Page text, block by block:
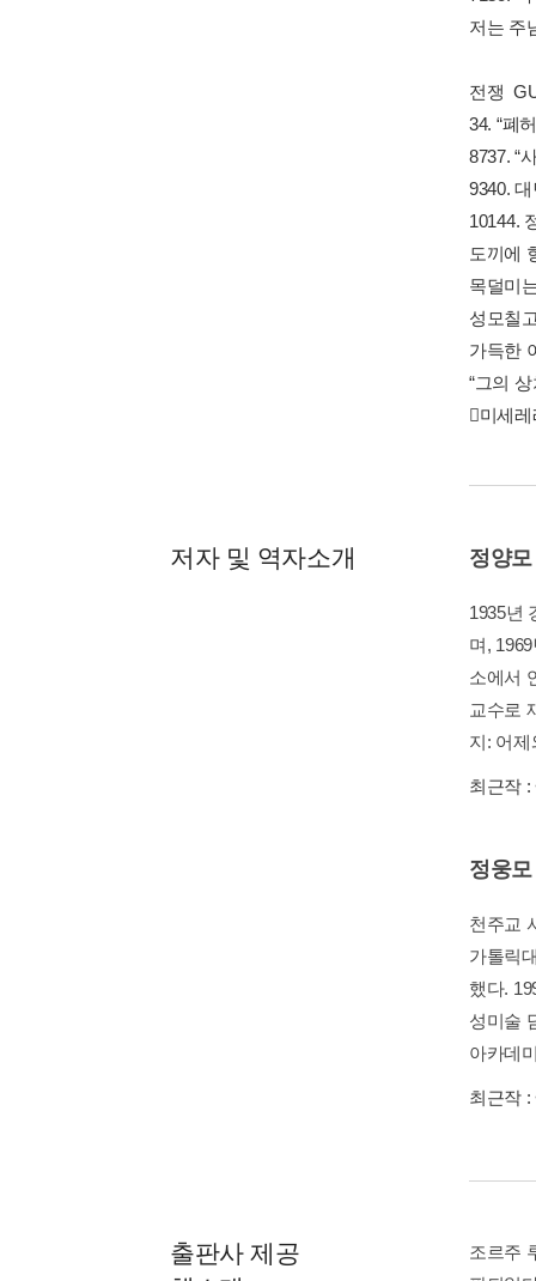
저는 주
전쟁
34. “폐
8737. “
9340.
10144.
도끼에
목덜미
성모칠
가득한
“그의
미세레
저자 및 역자소개 정양모
1935년
며,
소에서
교수로
지: 어제
최근작 :
정웅모
천주교
가톨릭
했다.
성미술
아카데
최근작 :
출판사 제공
조르주